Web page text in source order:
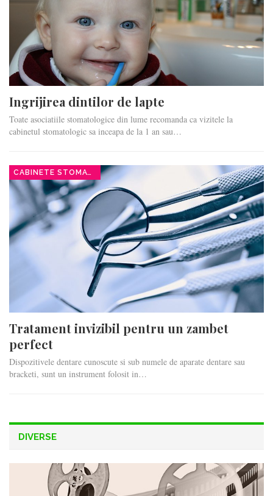
Ingrijirea dintilor de lapte
Toate asociatiile stomatologice din lume recomanda ca vizitele la
cabinetul stomatologic sa inceapa de la 1 an sau…
CABINETE STOMATOLOGICE
Tratament invizibil pentru un zambet
perfect
Dispozitivele dentare cunoscute si sub numele de aparate dentare sau
bracketi, sunt un instrument folosit in…
DIVERSE